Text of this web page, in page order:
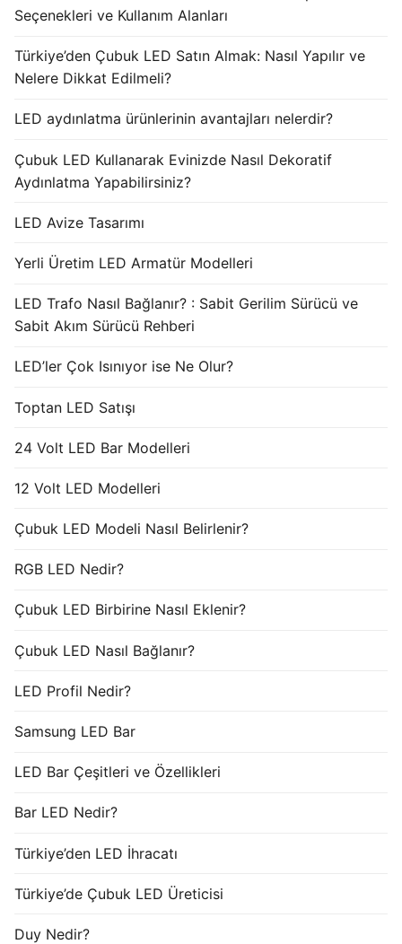
Seçenekleri ve Kullanım Alanları
Türkiye’den Çubuk LED Satın Almak: Nasıl Yapılır ve
Nelere Dikkat Edilmeli?
LED aydınlatma ürünlerinin avantajları nelerdir?
Çubuk LED Kullanarak Evinizde Nasıl Dekoratif
Aydınlatma Yapabilirsiniz?
LED Avize Tasarımı
Yerli Üretim LED Armatür Modelleri
LED Trafo Nasıl Bağlanır? : Sabit Gerilim Sürücü ve
Sabit Akım Sürücü Rehberi
LED’ler Çok Isınıyor ise Ne Olur?
Toptan LED Satışı
24 Volt LED Bar Modelleri
12 Volt LED Modelleri
Çubuk LED Modeli Nasıl Belirlenir?
RGB LED Nedir?
Çubuk LED Birbirine Nasıl Eklenir?
Çubuk LED Nasıl Bağlanır?
LED Profil Nedir?
Samsung LED Bar
LED Bar Çeşitleri ve Özellikleri
Bar LED Nedir?
Türkiye’den LED İhracatı
Türkiye’de Çubuk LED Üreticisi
Duy Nedir?